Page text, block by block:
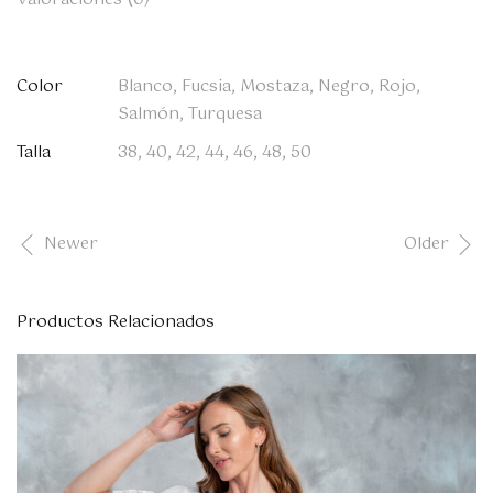
Color
Blanco, Fucsia, Mostaza, Negro, Rojo,
Salmón, Turquesa
Talla
38, 40, 42, 44, 46, 48, 50
Older
Newer
Productos Relacionados